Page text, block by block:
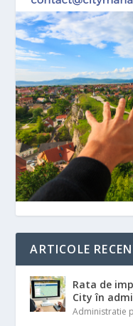
ARTICOLE
Rata de
City în
Administratie